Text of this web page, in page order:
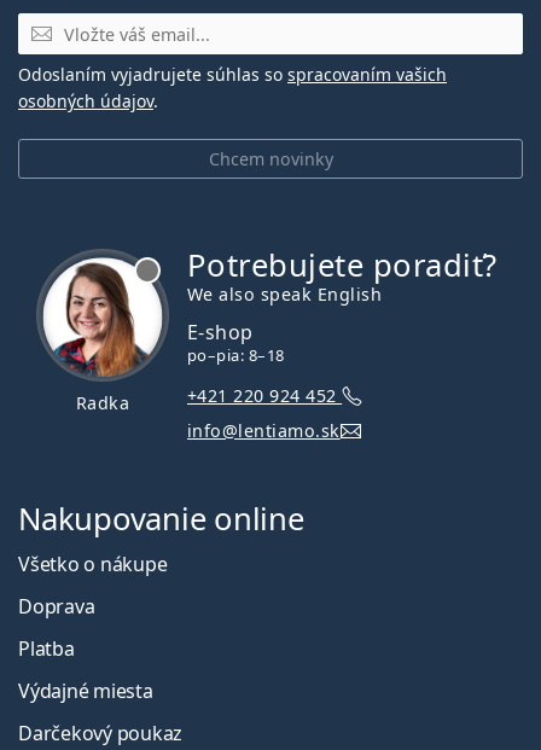
E-mail
Chcem novinky
Odoslaním vyjadrujete súhlas so spracovaním vašich
osobných údajov.
Radka
Potrebujete poradiť?
We also speak English
E-shop
po–pia: 8–18
+421 220 924 452
info@lentiamo.sk
Nakupovanie online
Všetko o nákupe
Doprava
Platba
Výdajné miesta
Darčekový poukaz